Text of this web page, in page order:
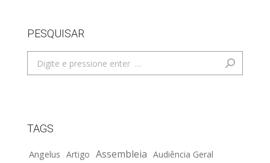
PESQUISAR
Search:
TAGS
Angelus Artigo Assembleia Audiência Geral